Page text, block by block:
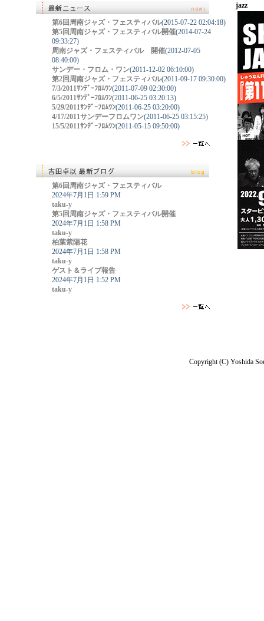
第6回周南ジャズ・フェスティバル(2015-07-22 02:04:18)
第5回周南ジャズ・フェスティバル開催(2014-07-24
09:33:27)
周南ジャズ・フェスティバル 開催(2012-07-05
08:40:00)
サンデー・フロム・ワン(2011-12-02 06:10:00)
第2回周南ジャズ・フェスティバル(2011-09-17 09:30:00)
7/3/2011ｻﾝﾃﾞｰﾌﾛﾑﾜﾝ(2011-07-09 02:30:00)
6/5/2011ｻﾝﾃﾞｰﾌﾛﾑﾜﾝ(2011-06-25 03:20:13)
5/29/2011ｻﾝﾃﾞｰﾌﾛﾑﾜﾝ(2011-06-25 03:20:00)
4/17/2011サンデーフロムワン(2011-06-25 03:15:25)
15/5/2011ｻﾝﾃﾞｰﾌﾛﾑﾜﾝ(2011-05-15 09:50:00)
第6回周南ジャズ・フェスティバル
2024年7月1日 1:59 PM
taku-y
第5回周南ジャズ・フェスティバル開催
2024年7月1日 1:58 PM
taku-y
柏葉紫陽花
2024年7月1日 1:58 PM
taku-y
ゲスト＆ライブ報告
2024年7月1日 1:52 PM
taku-y
jazz
Copyright (C) Yoshida